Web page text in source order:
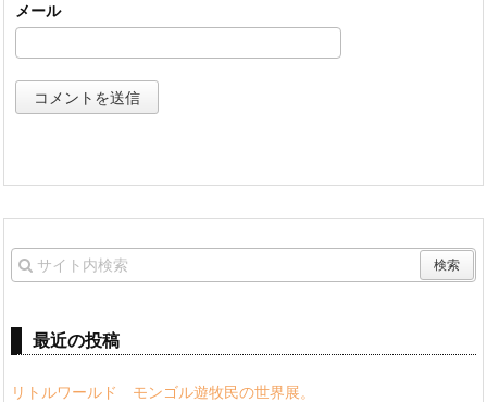
メール
最近の投稿
リトルワールド モンゴル遊牧民の世界展。